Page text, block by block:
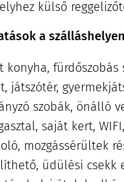
külső
a szálláshelyen
konyha, fürdőszobás
játszótér,
szobák, önálló
saját kert,
mozgássérültek
üdülési csekk